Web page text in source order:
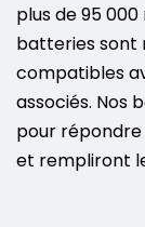
plus de 95
batteries sont
compatibles
associés. Nos
pour
et rempliront